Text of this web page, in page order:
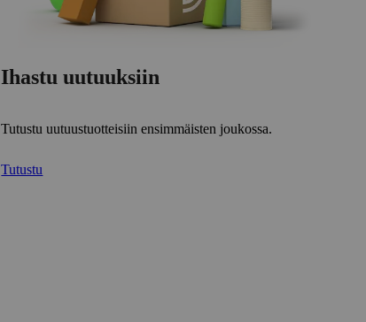
Ihastu uutuuksiin
Tutustu uutuustuotteisiin ensimmäisten joukossa.
Tutustu